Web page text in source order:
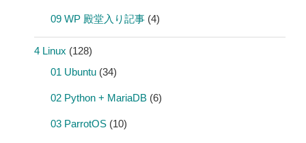
09 WP 殿堂入り記事 (4)
4 Linux (128)
01 Ubuntu (34)
02 Python + MariaDB (6)
03 ParrotOS (10)